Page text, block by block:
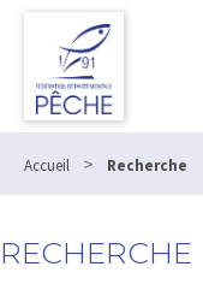
Accueil > Recherche
RECHERCHE